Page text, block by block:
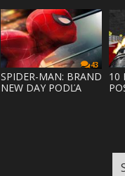
43
SPIDER-MAN: BRAND
NEW DAY PODĽA
10